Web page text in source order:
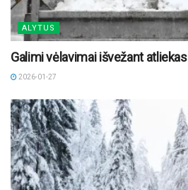
ALYTUS
Galimi vėlavimai išvežant atliekas
2026-01-27